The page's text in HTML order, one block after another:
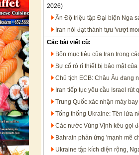
2026)
Ấn Độ triệu tập Đại biện Nga
Iran nói đạt thành tựu 'vượt
Các bài viết cũ:
Bốn mục tiêu của Iran trong
Sự cố rò rỉ thiết bị bảo mật
Chủ tịch ECB: Châu Âu đang
Iran tiếp tục yêu cầu Israel rút
Trung Quốc xác nhận máy
Tổng thống Ukraine: Tên lửa
Các nước Vùng Vịnh kêu gọi
Bahrain phản ứng 'mạnh mẽ
Ukraine tập kích diện rộng,